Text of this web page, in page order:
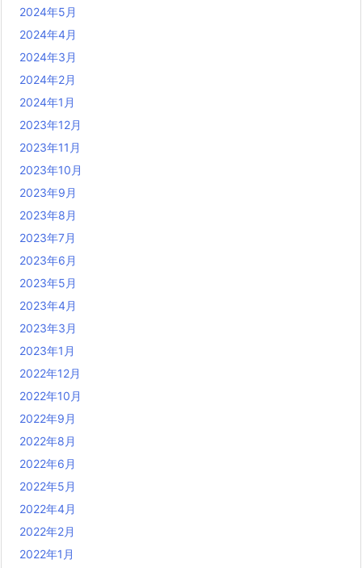
2024年5月
2024年4月
2024年3月
2024年2月
2024年1月
2023年12月
2023年11月
2023年10月
2023年9月
2023年8月
2023年7月
2023年6月
2023年5月
2023年4月
2023年3月
2023年1月
2022年12月
2022年10月
2022年9月
2022年8月
2022年6月
2022年5月
2022年4月
2022年2月
2022年1月